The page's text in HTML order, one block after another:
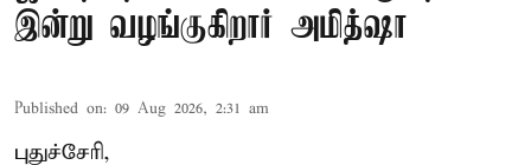
இன்று வழங்குகிறார் அமித்ஷா
Published on: 09 Aug 2026, 2:31 am
புதுச்சேரி,